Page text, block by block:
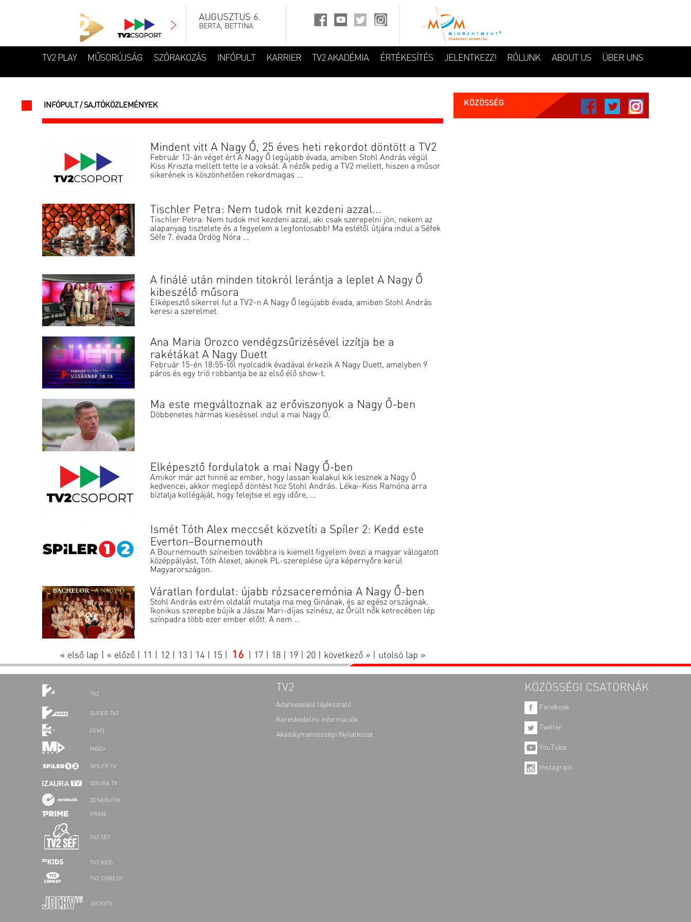
AUGUSZTUS 6.
BERTA, BETTINA
TV2 PLAY MŰSORÚJSÁG SZÓRAKOZÁS INFÓPULT KARRIER TV2 AKADÉMIA ÉRTÉKESÍTÉS JELENTKEZZ! RÓLUNK ABOUT US ÜBER UNS
INFÓPULT / SAJTÓKÖZLEMÉNYEK
Mindent vitt A Nagy Ő, 25 éves heti rekordot döntött a TV2
Február 13-án véget ért A Nagy Ő legújabb évada, amiben Stohl András végül
Kiss Kriszta mellett tette le a voksát. A nézők pedig a TV2 mellett, hiszen a műsor
sikerének is köszönhetően rekordmagas ...
Tischler Petra: Nem tudok mit kezdeni azzal...
Tischler Petra: Nem tudok mit kezdeni azzal, aki csak szerepelni jön, nekem az
alapanyag tisztelete és a fegyelem a legfontosabb! Ma estétől útjára indul a Séfek
Séfe 7. évada Ördög Nóra ...
A finálé után minden titokról lerántja a leplet A Nagy Ő
kibeszélő műsora
Elképesztő sikerrel fut a TV2-n A Nagy Ő legújabb évada, amiben Stohl András
keresi a szerelmet.
Ana Maria Orozco vendégzsűrizésével izzítja be a
rakétákat A Nagy Duett
Február 15-én 18:55-től nyolcadik évadával érkezik A Nagy Duett, amelyben 9
páros és egy trió robbantja be az első élő show-t.
Ma este megváltoznak az erőviszonyok a Nagy Ő-ben
Döbbenetes hármas kieséssel indul a mai Nagy Ő.
Elképesztő fordulatok a mai Nagy Ő-ben
Amikor már azt hinné az ember, hogy lassan kialakul kik lesznek a Nagy Ő
kedvencei, akkor meglepő döntést hoz Stohl András. Lékai-Kiss Ramóna arra
bíztatja kollégáját, hogy felejtse el egy időre, ...
Ismét Tóth Alex meccsét közvetíti a Spíler 2: Kedd este
Everton–Bournemouth
A Bournemouth színeiben továbbra is kiemelt figyelem övezi a magyar válogatott
középpályást, Tóth Alexet, akinek PL-szereplése újra képernyőre kerül
Magyarországon.
Váratlan fordulat: újabb rózsaceremónia A Nagy Ő-ben
Stohl András extrém oldalát mutatja ma meg Ginának, és az egész országnak.
Ikonikus szerepbe bújik a Jászai Mari-díjas színész, az Őrült nők ketrecében lép
színpadra több ezer ember előtt. A nem ...
« első lap « előző 11 12 13 14 15 16 17 18 19 20 következő » utolsó lap »
KÖZÖSSÉG
TV2
SUPER TV2
FEM3
MOZI+
SPÍLER TV
IZAURA TV
ZENEBUTIK
PRIME
TV2 SÉF
TV2 KIDS
TV2 COMEDY
JOCKYTV
TV2
Adatkezelési tájékoztató
Kereskedelmi információk
Akadálymentességi Nyilatkozat
KÖZÖSSÉGI CSATORNÁK
Facebook
Twitter
YouTube
Instagram